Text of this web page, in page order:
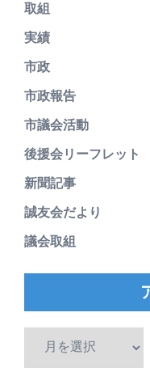
取組
実績
市政
市政報告
市議会活動
後援会リーフレット
新聞記事
誠友会だより
議会取組